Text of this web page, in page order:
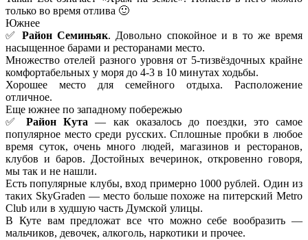
только во время отлива 🙂
Южнее
✅Район Семиньяк. Довольно спокойное и в то же время
насыщенное барами и ресторанами место.
Множество отелей разного уровня от 5-тизвёздочных крайне
комфортабельных у моря до 4-3 в 10 минутах ходьбы.
Хорошее место для семейного отдыха. Расположение
отличное.
Еще южнее по западному побережью
✅РайонКута — как оказалось до поездки, это самое
популярное место среди русских. Сплошные пробки в любое
время суток, очень много людей, магазинов и ресторанов,
клубов и баров. Достойных вечеринок, откровенно говоря,
мы так и не нашли.
Есть популярные клубы, вход примерно 1000 рублей. Один из
таких SkyGraden — место больше похоже на питерский Metro
Club или в худшую часть Думской улицы.
В Куте вам предложат все что можно себе вообразить —
мальчиков, девочек, алкоголь, наркотики и прочее.